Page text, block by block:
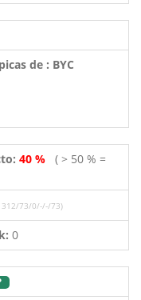
de : BYC
40 % ( > 50 % =
73/0/-/-/73)
0